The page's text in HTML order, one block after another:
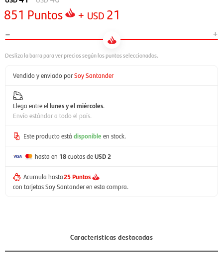
851 Puntos + USD 21
- +
Vendido y enviado porSoy Santander
Llega entre el lunes y el miércoles.
Envío estándar a todo el país.
Este producto está disponible en stock.
hasta en 18cuotas deUSD 2
Acumula hasta25 Puntos
con tarjetas Soy Santander en esta compra.
Características destacadas